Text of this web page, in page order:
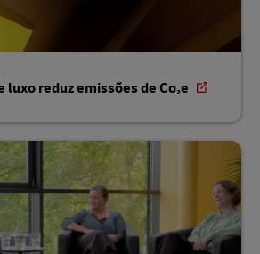
luxo reduz emissões de Co₂e